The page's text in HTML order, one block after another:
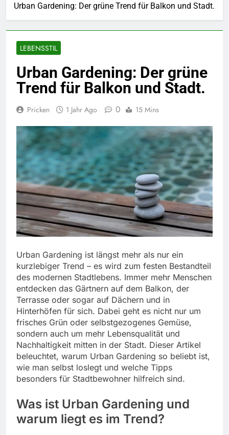
Urban Gardening: Der grüne Trend für Balkon und Stadt.
LEBENSSTIL
Urban Gardening: Der grüne
Trend für Balkon und Stadt.
Pricken 1 Jahr Ago 0 15 Mins
Urban Gardening ist längst mehr als nur ein
kurzlebiger Trend – es wird zum festen Bestandteil
des modernen Stadtlebens. Immer mehr Menschen
entdecken das Gärtnern auf dem Balkon, der
Terrasse oder sogar auf Dächern und in
Hinterhöfen für sich. Dabei geht es nicht nur um
frisches Grün oder selbstgezogenes Gemüse,
sondern auch um mehr Lebensqualität und
Nachhaltigkeit mitten in der Stadt. Dieser Artikel
beleuchtet, warum Urban Gardening so beliebt ist,
wie man selbst loslegt und welche Tipps
besonders für Stadtbewohner hilfreich sind.
Was ist Urban Gardening und
warum liegt es im Trend?